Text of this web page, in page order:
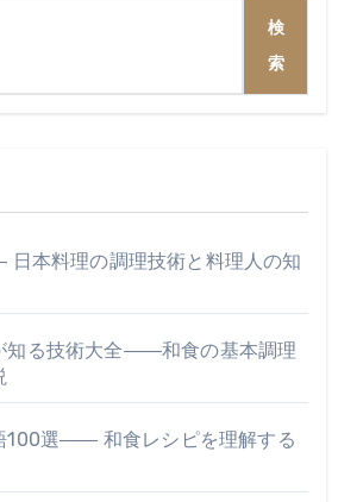
検
索
本料理の調理技術と料理人の知
知る技術大全――和食の基本調理
100選―― 和食レシピを理解する